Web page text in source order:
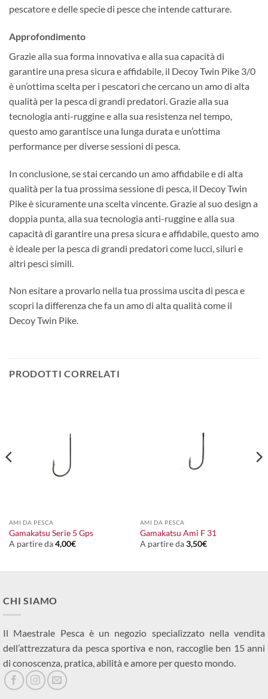
pescatore e delle specie di pesce che intende catturare.
Approfondimento
Grazie alla sua forma innovativa e alla sua capacità di
garantire una presa sicura e affidabile, il Decoy Twin Pike 3/0
è un’ottima scelta per i pescatori che cercano un amo di alta
qualità per la pesca di grandi predatori. Grazie alla sua
tecnologia anti-ruggine e alla sua resistenza nel tempo,
questo amo garantisce una lunga durata e un’ottima
performance per diverse sessioni di pesca.
In conclusione, se stai cercando un amo affidabile e di alta
qualità per la tua prossima sessione di pesca, il Decoy Twin
Pike è sicuramente una scelta vincente. Grazie al suo design a
doppia punta, alla sua tecnologia anti-ruggine e alla sua
capacità di garantire una presa sicura e affidabile, questo amo
è ideale per la pesca di grandi predatori come lucci, siluri e
altri pesci simili.
Non esitare a provarlo nella tua prossima uscita di pesca e
scopri la differenza che fa un amo di alta qualità come il
Decoy Twin Pike.
PRODOTTI CORRELATI
AMI DA PESCA
Gamakatsu Serie 5 Gps
A partire da4,00€
AMI DA PESCA
Gamakatsu Ami F 31
A partire da3,50€
CHI SIAMO
Il Maestrale Pesca è un negozio specializzato nella vendita
dell’attrezzatura da pesca sportiva e non, raccoglie ben 15 anni
di conoscenza, pratica, abilità e amore per questo mondo.